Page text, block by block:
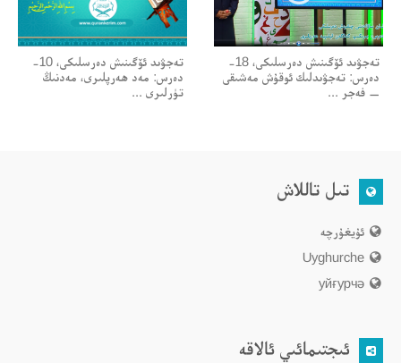
تەجۋىد ئۆگىنىش دەرسلىكى، 18-
دەرس: تەجۋىدلىك ئوقۇش مەشىقى
— فەجر ...
تەجۋىد ئۆگىنىش دەرسلىكى، 10-
دەرس: مەد ھەرپلىرى، مەدنىڭ
تۈرلىرى ...
تىل تاللاش
ئۇيغۇرچە
Uyghurche
уйғурчә
ئىجتىمائىي ئالاقە